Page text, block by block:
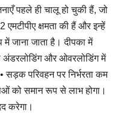
पहले ही चालू हो चुकी हैं, जो
क्षमता की हैं और इन्हें
जाना जाता है। दीपका में
अंडरलोडिंग और ओवरलोडिंग में
परिवहन पर निर्भरता कम
को समान रूप से लाभ होगा।
करेगा।